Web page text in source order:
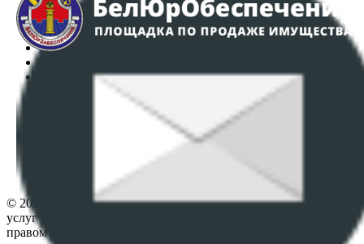
Аукционы
Интернет-магазин
Регламент организации и проведения торгов
Политика в отношении обработки персональных
ПОЛОЖЕНИЕ О ПОЛИТИКЕ ОБРАБОТКИ COOKIE-
Настройки cookie-файлов
© 2026 Республиканское унитарное предприятие по оказанию
услуг "БелЮрОбеспечение" - Все права защищены авторским
правом